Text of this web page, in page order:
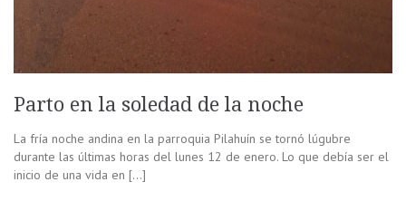
Parto en la soledad de la noche
La fría noche andina en la parroquia Pilahuín se tornó lúgubre
durante las últimas horas del lunes 12 de enero. Lo que debía ser el
inicio de una vida en […]